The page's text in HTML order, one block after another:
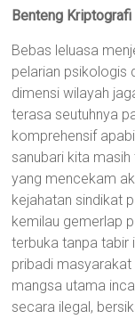
Benteng
Bebas leluasa
pelarian psikologis
dimensi wilayah
terasa seutuhnya
komprehensif
sanubari kita
yang mencekam
kejahatan sindikat
kemilau gemerlap
terbuka tanpa tabir
pribadi
mangsa utama
secara ilegal,